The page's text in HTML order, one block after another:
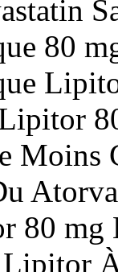
80
Moins
80 mg
Lipitor